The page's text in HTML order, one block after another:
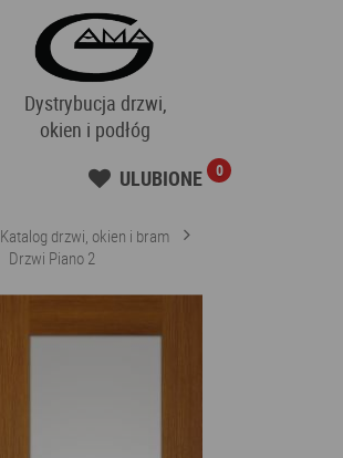
Dystrybucja drzwi,
okien i podłóg
ULUBIONE 0
Katalog drzwi, okien i bram
Drzwi Piano 2